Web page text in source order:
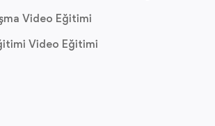
Video Eğitimi
Video Eğitimi